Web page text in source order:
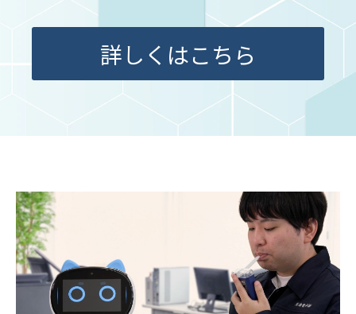
詳しくはこちら